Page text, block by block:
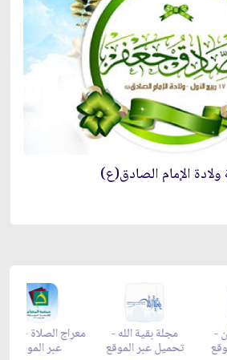
الإمام الصادق(ع)
زاد شهر رمضان -
تحميل عبر الموقع
زاد شهر رمضان -
appstore